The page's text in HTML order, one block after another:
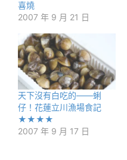
喜燒
2007 年 9 月 21 日
天下沒有白吃的——蜊
仔！花蓮立川漁場食記
★★★★
2007 年 9 月 17 日